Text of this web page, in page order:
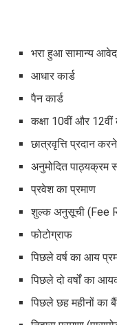
भरा हुआ सामान्य
आधार कार्ड
पैन कार्ड
कक्षा 10वीं और 12वीं
छात्रवृत्ति प्रदान
अनुमोदित पाठ्यक्रम
प्रवेश का प्रमाण
शुल्क अनुसूची (Fee
फोटोग्राफ
पिछले वर्ष का आय
पिछले दो वर्षों का
पिछले छह महीनों का